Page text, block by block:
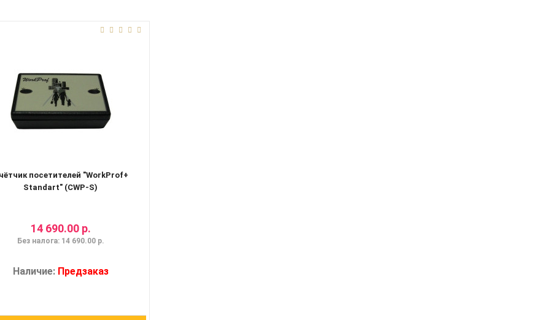
посетителей "WorkProf+
Standart" (CWP-S)
14 690.00 р.
Без налога: 14 690.00 р.
Наличие: Предзаказ